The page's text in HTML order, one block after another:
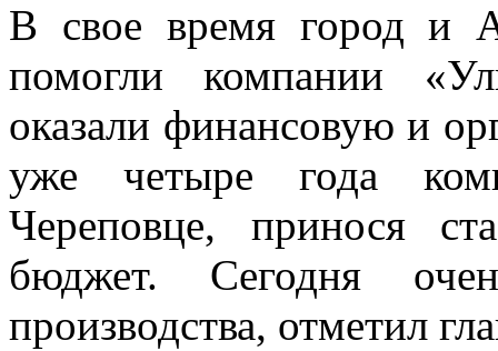
В свое время город и
помогли компании
оказали финансовую и
уже четыре года
Череповце, принося
бюджет. Сегодня
производства, отметил